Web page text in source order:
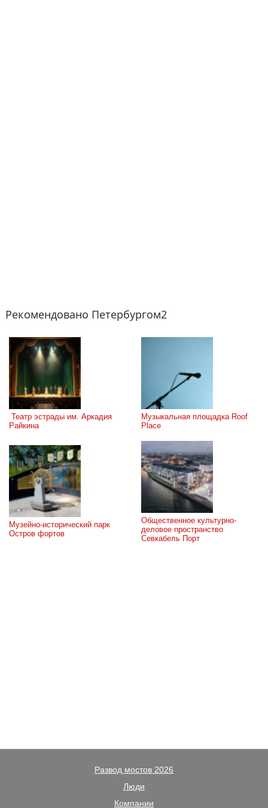
Рекомендовано Петербургом2
Райкина
Музыкальная площадка Roof
Place
Музейно-исторический парк
Остров фортов
Общественное культурно-
деловое пространство
Севкабель Порт
Развод мостов 2026
Люди
Компании